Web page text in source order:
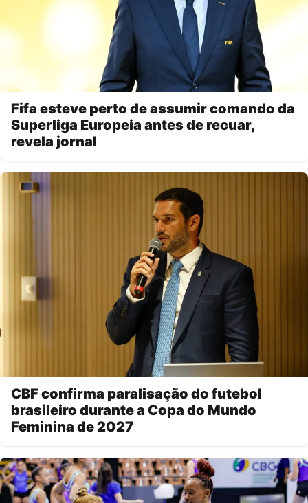
Fifa esteve perto de assumir comando da
Superliga Europeia antes de recuar,
revela jornal
CBF confirma paralisação do futebol
brasileiro durante a Copa do Mundo
Feminina de 2027